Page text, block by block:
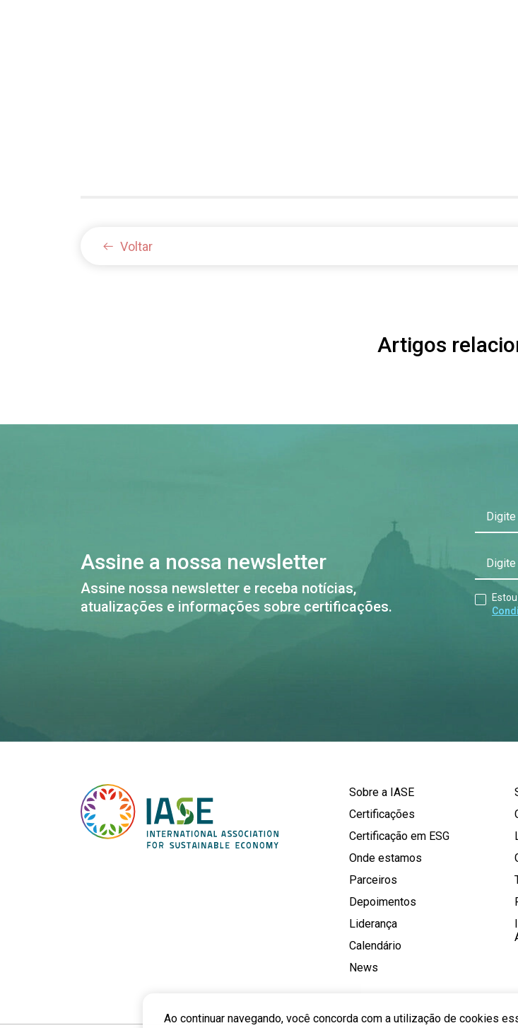
Voltar
Artigos
Assine a nossa newsletter
Assine nossa newsletter e receba notícias,
atualizações e informações sobre certificações.
Digite
Sobre a IASE
Certificações
Certificação em ESG
Onde estamos
Parceiros
Depoimentos
Liderança
Calendário
News
Ao continuar navegando, você concorda com a utilização de cookies